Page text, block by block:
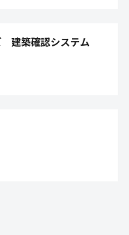
建築確認システム